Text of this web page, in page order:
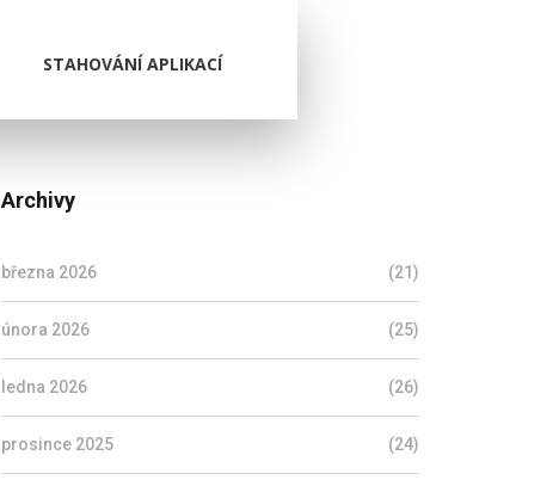
STAHOVÁNÍ APLIKACÍ
Archivy
března 2026 (21)
února 2026 (25)
ledna 2026 (26)
prosince 2025 (24)